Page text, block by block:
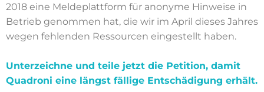
2018 eine Meldeplattform für anonyme Hinweise in
Betrieb genommen hat, die wir im April dieses Jahres
wegen fehlenden Ressourcen eingestellt haben.
Unterzeichne und teile jetzt die Petition, damit
Quadroni eine längst fällige Entschädigung erhält.